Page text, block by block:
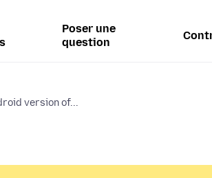
Poser une
question
version of...